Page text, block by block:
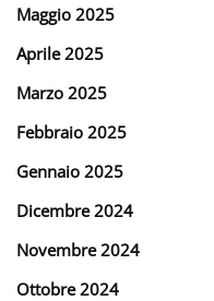
Maggio 2025
Aprile 2025
Marzo 2025
Febbraio 2025
Gennaio 2025
Dicembre 2024
Novembre 2024
Ottobre 2024